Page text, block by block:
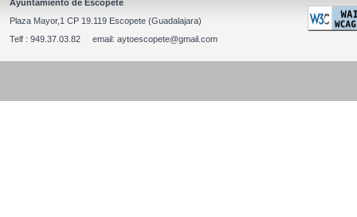
Ayuntamiento de Escopete
Plaza Mayor,1 CP 19.119 Escopete (Guadalajara)
Telf : 949.37.03.82 email: aytoescopete@gmail.com